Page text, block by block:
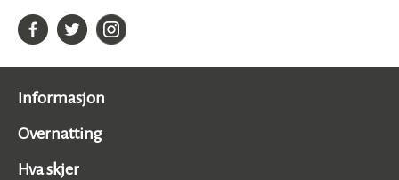
Informasjon
Overnatting
Hva skjer